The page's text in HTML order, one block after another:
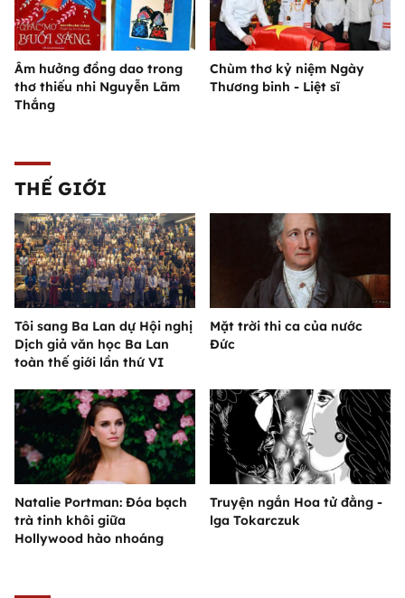
Âm hưởng đồng dao trong
thơ thiếu nhi Nguyễn Lãm
Thắng
Chùm thơ kỷ niệm Ngày
Thương binh - Liệt sĩ
THẾ GIỚI
Tôi sang Ba Lan dự Hội nghị
Dịch giả văn học Ba Lan
toàn thế giới lần thứ VI
Mặt trời thi ca của nước
Đức
Natalie Portman: Đóa bạch
trà tinh khôi giữa
Hollywood hào nhoáng
Truyện ngắn Hoa tử đằng -
lga Tokarczuk